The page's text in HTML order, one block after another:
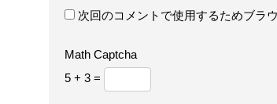
次回のコメントで使用するためブラ
Math Captcha
5 + 3 =